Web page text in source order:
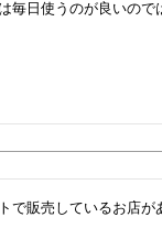
で販売しているお店